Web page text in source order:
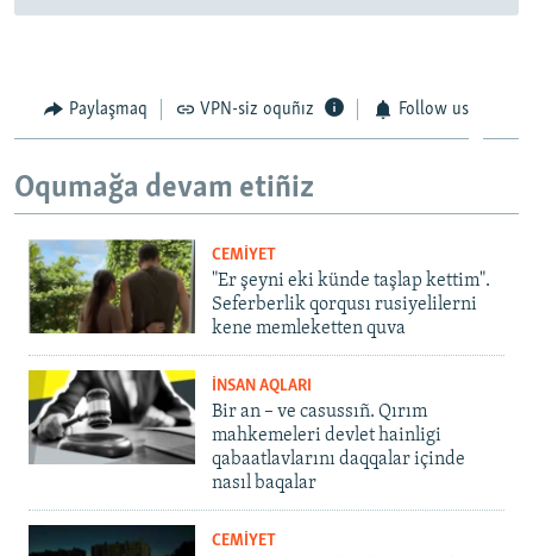
Paylaşmaq VPN-siz oquñız Follow us
Oqumağa devam etiñiz
CEMİYET
"Er şeyni eki künde taşlap kettim".
Seferberlik qorqusı rusiyelilerni
kene memleketten quva
İNSAN AQLARI
Bir an – ve casussıñ. Qırım
mahkemeleri devlet hainligi
qabaatlavlarını daqqalar içinde
nasıl baqalar
CEMİYET